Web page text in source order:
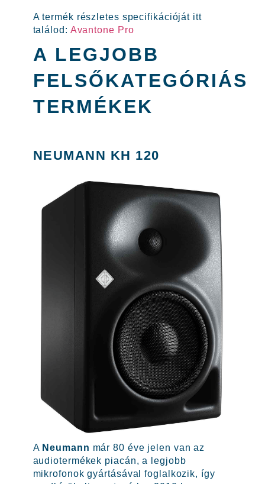
A termék részletes specifikációját itt
találod: Avantone Pro
A LEGJOBB
FELSŐKATEGÓRIÁS
TERMÉKEK
NEUMANN KH 120
A Neumann már 80 éve jelen van az
audiotermékek piacán, a legjobb
mikrofonok gyártásával foglalkozik, így